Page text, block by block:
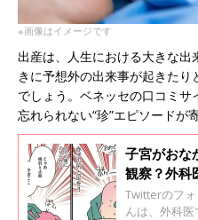
※画像はイメージです
出産は、人生における大きな出
きに予想外の出来事が起きた
でしょう。ベネッセの口コミ
忘れられない“珍”エピソードが
子宮がおな
観察？外科
にインタビ
Twitterのフ
んは、外科